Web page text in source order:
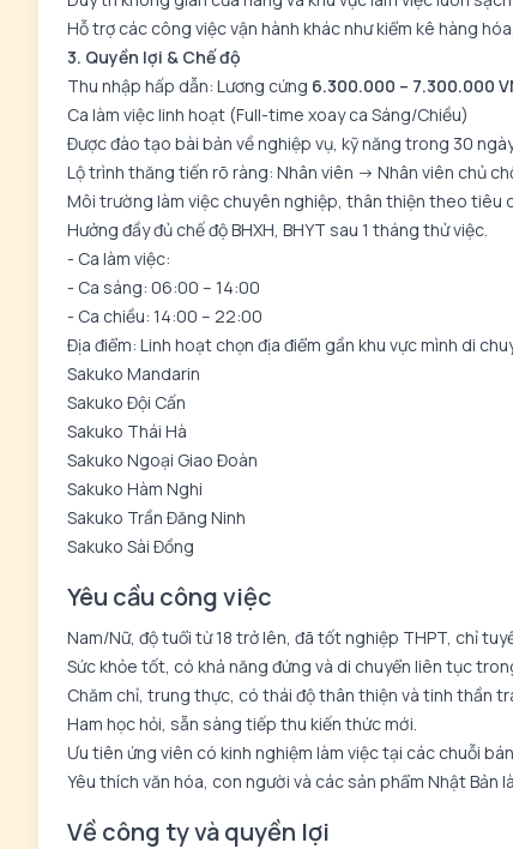
Hỗ trợ các công việc vận hành khác như kiểm kê hàng
3. Quyền lợi & Chế độ
Thu nhập hấp dẫn: Lương cứng 6.300.000 – 7.300.000
Ca làm việc linh hoạt (Full-time xoay ca Sáng/Chiều)
Được đào tạo bài bản về nghiệp vụ, kỹ năng trong 30
Lộ trình thăng tiến rõ ràng: Nhân viên -> Nhân viên chủ
Môi trường làm việc chuyên nghiệp, thân thiện theo tiêu
Hưởng đầy đủ chế độ BHXH, BHYT sau 1 tháng thử việc.
- Ca làm việc:
- Ca sáng: 06:00 – 14:00
- Ca chiều: 14:00 – 22:00
Địa điểm: Linh hoạt chọn địa điểm gần khu vực mình di
Sakuko Mandarin
Sakuko Đội Cấn
Sakuko Thái Hà
Sakuko Ngoại Giao Đoàn
Sakuko Hàm Nghi
Sakuko Trần Đăng Ninh
Sakuko Sài Đồng
Yêu cầu công việc
Nam/Nữ, độ tuổi từ 18 trở lên, đã tốt nghiệp THPT, chỉ
Sức khỏe tốt, có khả năng đứng và di chuyển liên tục
Chăm chỉ, trung thực, có thái độ thân thiện và tinh thần
Ham học hỏi, sẵn sàng tiếp thu kiến thức mới.
Ưu tiên ứng viên có kinh nghiệm làm việc tại các chuỗi
Yêu thích văn hóa, con người và các sản phẩm Nhật Bản
Về công ty và quyền lợi